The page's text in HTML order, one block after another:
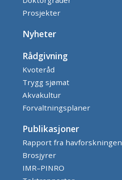
Prosjekter
Nyheter
Rådgivning
Kvoteråd
Trygg sjømat
Akvakultur
Forvaltningsplaner
Publikasjoner
Rapport fra havforskningen
Brosjyrer
IMR–PINRO